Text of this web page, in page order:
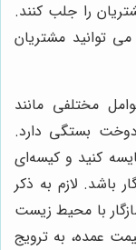
را جلب کنند.
توانید مشتریان
مختلفی مانند
بستگی دارد.
کنید و کیسه‌ای
باشد. لازم به ذکر
با محیط زیست
عمده، به ترویج